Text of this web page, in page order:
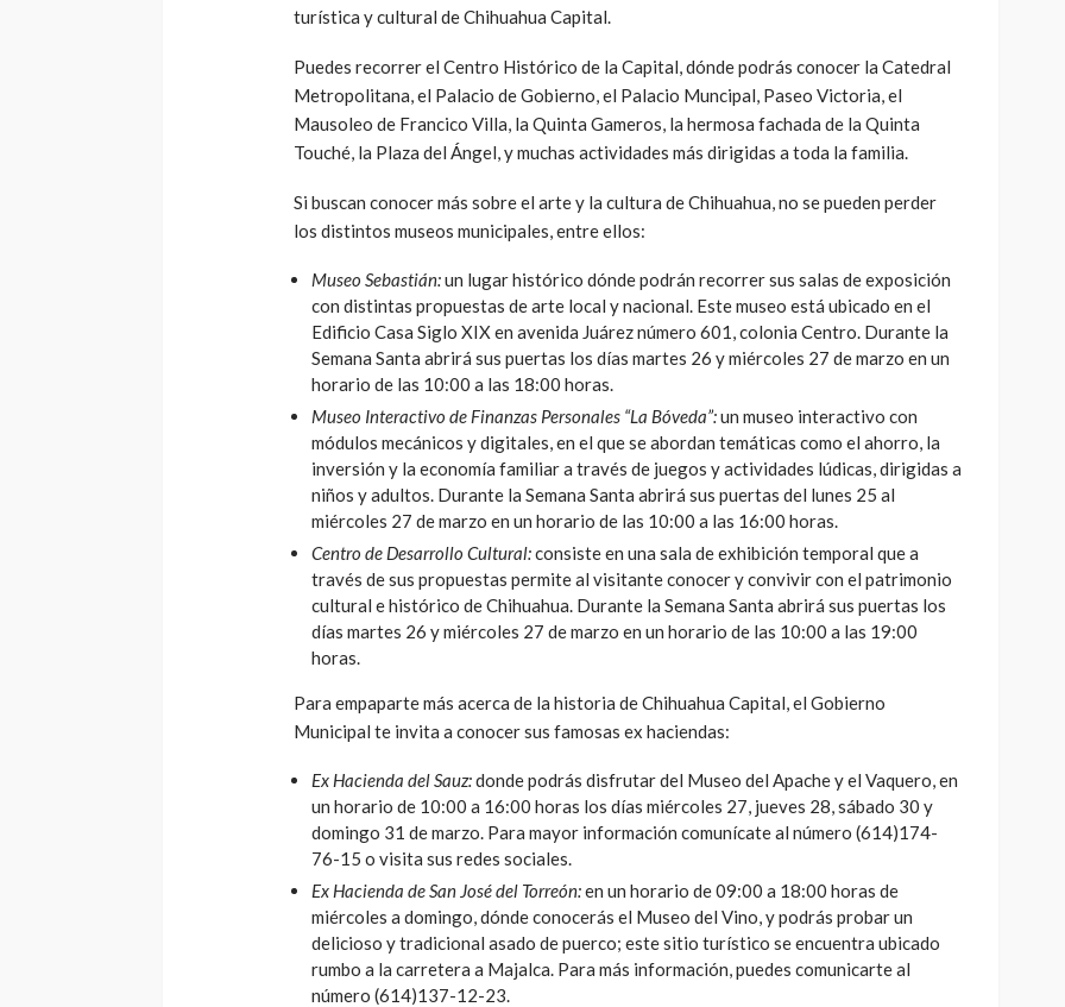
turística y cultural de Chihuahua Capital.
Puedes recorrer el Centro Histórico de la Capital, dónde podrás conocer la Catedral
Metropolitana, el Palacio de Gobierno, el Palacio Muncipal, Paseo Victoria, el
Mausoleo de Francico Villa, la Quinta Gameros, la hermosa fachada de la Quinta
Touché, la Plaza del Ángel, y muchas actividades más dirigidas a toda la familia.
Si buscan conocer más sobre el arte y la cultura de Chihuahua, no se pueden perder
los distintos museos municipales, entre ellos:
Museo Sebastián:un lugar histórico dónde podrán recorrer sus salas de exposición
con distintas propuestas de arte local y nacional. Este museo está ubicado en el
Edificio Casa Siglo XIX en avenida Juárez número 601, colonia Centro. Durante la
Semana Santa abrirá sus puertas los días martes 26 y miércoles 27 de marzo en un
horario de las 10:00 a las 18:00 horas.
Museo Interactivo de Finanzas Personales “La Bóveda”:un museo interactivo con
módulos mecánicos y digitales, en el que se abordan temáticas como el ahorro, la
inversión y la economía familiar a través de juegos y actividades lúdicas, dirigidas a
niños y adultos. Durante la Semana Santa abrirá sus puertas del lunes 25 al
miércoles 27 de marzo en un horario de las 10:00 a las 16:00 horas.
Centro de Desarrollo Cultural:consiste en una sala de exhibición temporal que a
través de sus propuestas permite al visitante conocer y convivir con el patrimonio
cultural e histórico de Chihuahua. Durante la Semana Santa abrirá sus puertas los
días martes 26 y miércoles 27 de marzo en un horario de las 10:00 a las 19:00
horas.
Para empaparte más acerca de la historia de Chihuahua Capital, el Gobierno
Municipal te invita a conocer sus famosas ex haciendas:
Ex Hacienda del Sauz:donde podrás disfrutar del Museo del Apache y el Vaquero, en
un horario de 10:00 a 16:00 horas los días miércoles 27, jueves 28, sábado 30 y
domingo 31 de marzo. Para mayor información comunícate al número (614)174-
76-15 o visita sus redes sociales.
Ex Hacienda de San José del Torreón:en un horario de 09:00 a 18:00 horas de
miércoles a domingo, dónde conocerás el Museo del Vino, y podrás probar un
delicioso y tradicional asado de puerco; este sitio turístico se encuentra ubicado
rumbo a la carretera a Majalca. Para más información, puedes comunicarte al
número (614)137-12-23.